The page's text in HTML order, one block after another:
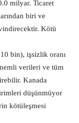
milyar. Ticaret
biri ve
Kötü
bin), işsizlik oranı
verileri ve tüm
Kanada
düşünmüyor
kötüleşmesi